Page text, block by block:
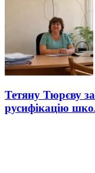
Тетяну Тюрєву
русифікацію